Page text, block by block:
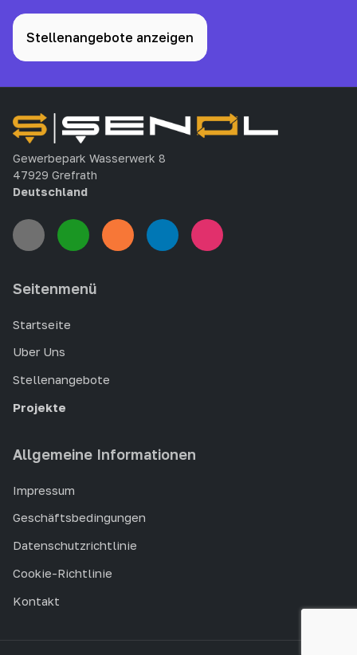
Stellenangebote anzeigen
Gewerbepark Wasserwerk 8
47929 Grefrath
Deutschland
Seitenmenü
Startseite
Uber Uns
Stellenangebote
Projekte
Allgemeine Informationen
Impressum
Geschäftsbedingungen
Datenschutzrichtlinie
Cookie-Richtlinie
Kontakt